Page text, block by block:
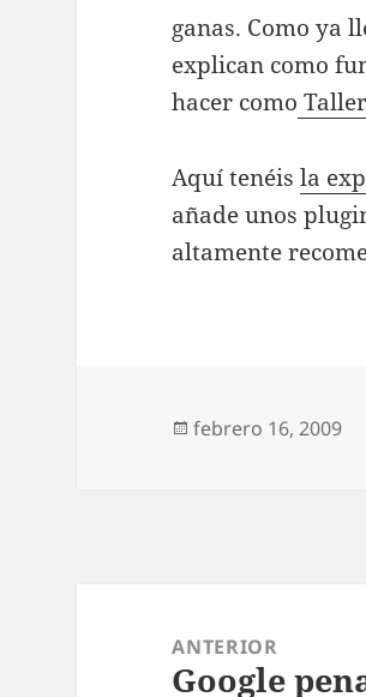
ganas. Como ya
explican como
hacer como
Aquí tenéisla
añade unos
altamente
Publicado
febrero 16, 2009
entradas
ANTERIOR
Entrada
Google